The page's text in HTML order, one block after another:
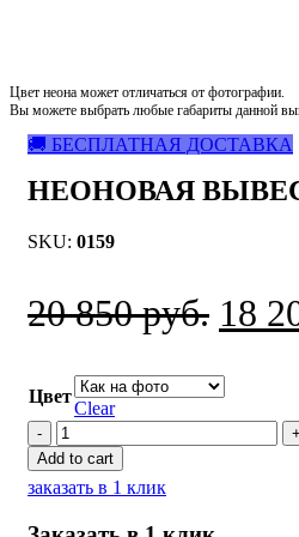
Цвет неона может отличаться от фотографии.
Вы можете выбрать любые габариты данной
🚚 БЕСПЛАТНАЯ ДОСТАВКА
НЕОНОВАЯ
SKU: 0159
20 850руб.
was:
20
18
Цвет
Clear
Неоновая
вывеска
Крылья
и
Add to cart
заказать в 1 клик